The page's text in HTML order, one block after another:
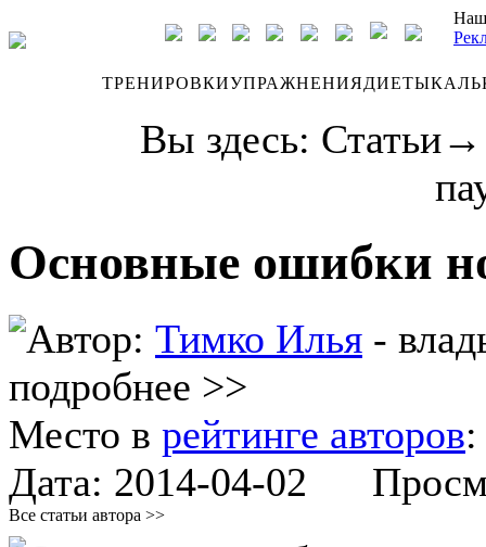
ТРЕНИРОВКИУПРАЖНЕНИЯДИЕТЫ
Вы здесь: Статьи
Основные ошибки
Автор: Тимко Илья -
подробнее >>
Место в рейтинге авторов
Дата: 2014-04-02
Все статьи автора >>